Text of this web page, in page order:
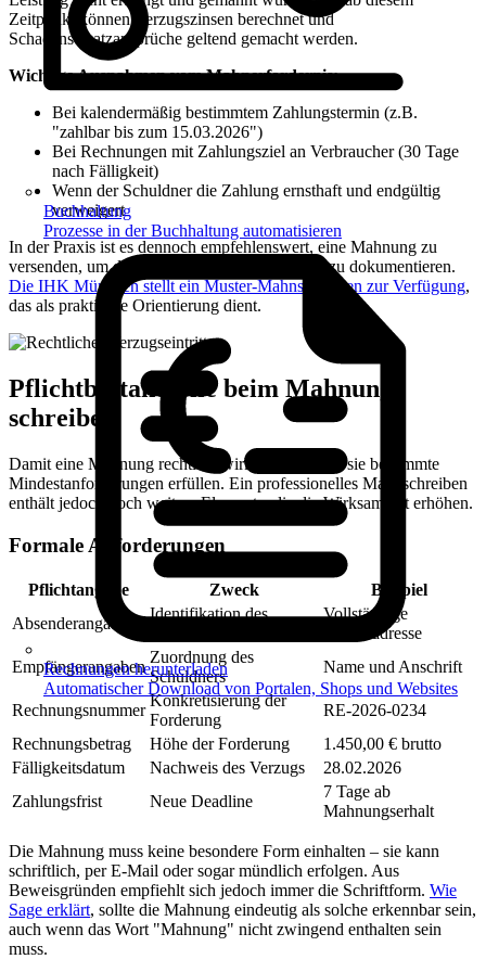
Buchhaltung
Prozesse in der Buchhaltung automatisieren
Rechnungen herunterladen
Automatischer Download von Portalen, Shops und Websites
Zeitpunkt können Verzugszinsen berechnet und
Schadensersatzansprüche geltend gemacht werden.
Wichtige Ausnahmen vom Mahnerfordernis:
Bei kalendermäßig bestimmtem Zahlungstermin (z.B.
"zahlbar bis zum 15.03.2026")
Bei Rechnungen mit Zahlungsziel an Verbraucher (30 Tage
nach Fälligkeit)
Wenn der Schuldner die Zahlung ernsthaft und endgültig
verweigert
In der Praxis ist es dennoch empfehlenswert, eine Mahnung zu
versenden, um den Verzugseintritt zweifelsfrei zu dokumentieren.
Die IHK München stellt ein Muster-Mahnschreiben zur Verfügung,
das als praktische Orientierung dient.
Pflichtbestandteile beim Mahnung
schreiben
Damit eine Mahnung rechtlich wirksam ist, muss sie bestimmte
Mindestanforderungen erfüllen. Ein professionelles Mahnschreiben
enthält jedoch noch weitere Elemente, die die Wirksamkeit erhöhen.
Formale Anforderungen
Pflichtangabe Zweck
Beispiel
Absenderangaben
Identifikation des
Vollständige
Firmenadresse
Empfängerangaben
Zuordnung des
Schuldners
Name und Anschrift
Rechnungsnummer
Konkretisierung der
Forderung
RE-2026-0234
Rechnungsbetrag
Höhe der Forderung
1.450,00 € brutto
Fälligkeitsdatum
Nachweis des Verzugs
28.02.2026
Zahlungsfrist
Neue Deadline
7 Tage ab
Mahnungserhalt
Die Mahnung muss keine besondere Form einhalten – sie kann
schriftlich, per E-Mail oder sogar mündlich erfolgen. Aus
Beweisgründen empfiehlt sich jedoch immer die Schriftform. Wie
Sage erklärt, sollte die Mahnung eindeutig als solche erkennbar sein,
auch wenn das Wort "Mahnung" nicht zwingend enthalten sein
muss.